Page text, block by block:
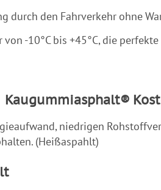
durch den Fahrverkehr ohne
-10°C bis +45°C, die
niedrigen
(Heißaspahlt)